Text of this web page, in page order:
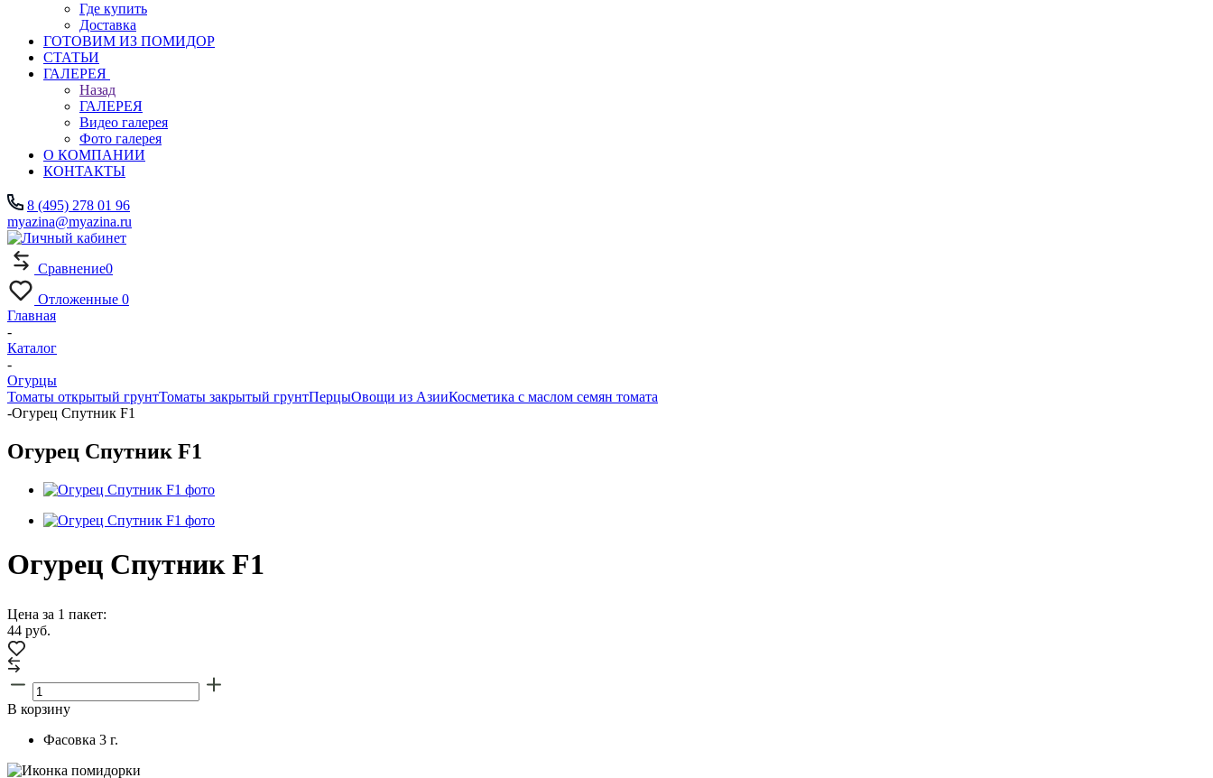
Где купить
Доставка
ГОТОВИМ ИЗ ПОМИДОР
СТАТЬИ
ГАЛЕРЕЯ
Назад
ГАЛЕРЕЯ
Видео галерея
Фото галерея
О КОМПАНИИ
КОНТАКТЫ
8 (495) 278 01 96
myazina@myazina.ru
Сравнение0
Отложенные 0
Главная
-
Каталог
-
Огурцы
Томаты открытый грунтТоматы закрытый грунтПерцыОвощи из АзииКосметика с маслом семян томата
-Огурец Спутник F1
Огурец Спутник F1
Огурец Спутник F1
Цена за 1 пакет:
44 руб.
В корзину
Фасовка 3 г.